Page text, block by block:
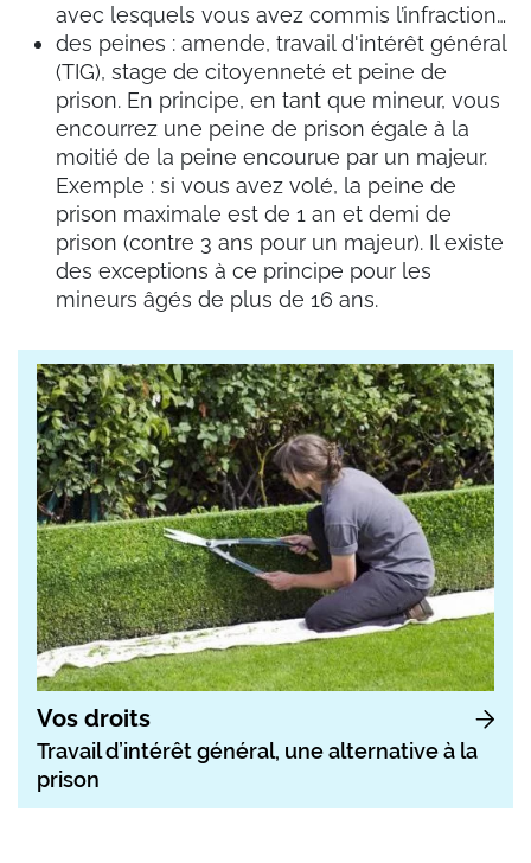
avec lesquels vous avez commis l’infraction…
des peines : amende, travail d'intérêt général
(TIG), stage de citoyenneté et peine de
prison. En principe, en tant que mineur, vous
encourrez une peine de prison égale à la
moitié de la peine encourue par un majeur.
Exemple : si vous avez volé, la peine de
prison maximale est de 1 an et demi de
prison (contre 3 ans pour un majeur). Il existe
des exceptions à ce principe pour les
mineurs âgés de plus de 16 ans.
Vos droits
Travail d’intérêt général, une alternative à la
prison